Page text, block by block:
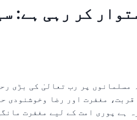
کر رہی ہے:
مسلمانوں پر رب تعالیٰ کی بڑی
مغفرت اور رضا وخوشنودی
ہے پوری امت کے لیے مغفرت